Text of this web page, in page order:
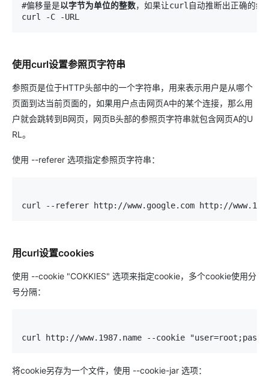
#偏移量是以字节为单位的整数，如果让curl自动推断出正确的
curl -C -URL
使用curl设置参照页字符串
参照页是位于HTTP头部中的一个字符串，用来表示用户是从哪个
页面到达当前页面的，如果用户点击网页A中的某个连接，那么用
户就会跳转到B网页，网页B头部的参照页字符串就包含网页A的U
RL。
使用 --referer 选项指定参照页字符串：
curl --referer http://www.google.com http://
用curl设置cookies
使用 --cookie "COKKIES" 选项来指定cookie，多个cookie使用分
号分隔：
curl http://www.1987.name --cookie
将cookie另存为一个文件，使用 --cookie-jar 选项：